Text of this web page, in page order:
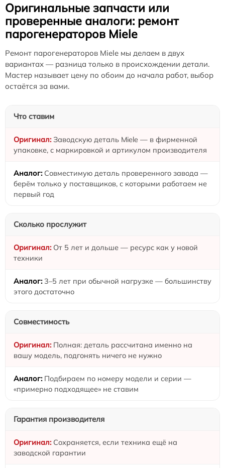
Оригинальные запчасти или
проверенные аналоги: ремонт
парогенераторов Miele
Ремонт парогенераторов Miele мы делаем в двух
вариантах — разница только в происхождении детали.
Мастер называет цену по обоим до начала работ, выбор
остаётся за вами.
Что ставим
Заводскую деталь Miele — в фирменной
упаковке, с маркировкой и артикулом производителя
Совместимую деталь проверенного завода —
берём только у поставщиков, с которыми работаем не
первый год
Сколько прослужит
От 5 лет и дольше — ресурс как у новой
техники
3–5 лет при обычной нагрузке — большинству
этого достаточно
Совместимость
Полная: деталь рассчитана именно на
вашу модель, подгонять ничего не нужно
Подбираем по номеру модели и серии —
«примерно подходящее» не ставим
Гарантия производителя
Сохраняется, если техника ещё на
заводской гарантии